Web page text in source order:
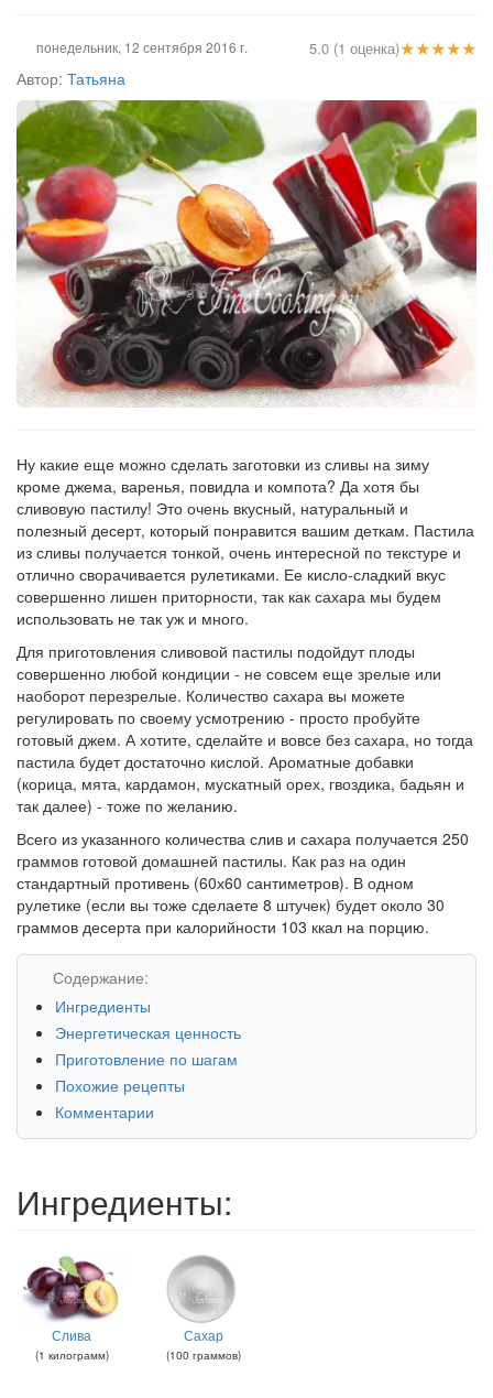
★★★★★
5.0 (1 оценка)
понедельник, 12 сентября 2016 г.
Автор: Татьяна
Ну какие еще можно сделать заготовки из сливы на зиму
кроме джема, варенья, повидла и компота? Да хотя бы
сливовую пастилу! Это очень вкусный, натуральный и
полезный десерт, который понравится вашим деткам. Пастила
из сливы получается тонкой, очень интересной по текстуре и
отлично сворачивается рулетиками. Ее кисло-сладкий вкус
совершенно лишен приторности, так как сахара мы будем
использовать не так уж и много.
Для приготовления сливовой пастилы подойдут плоды
совершенно любой кондиции - не совсем еще зрелые или
наоборот перезрелые. Количество сахара вы можете
регулировать по своему усмотрению - просто пробуйте
готовый джем. А хотите, сделайте и вовсе без сахара, но тогда
пастила будет достаточно кислой. Ароматные добавки
(корица, мята, кардамон, мускатный орех, гвоздика, бадьян и
так далее) - тоже по желанию.
Всего из указанного количества слив и сахара получается 250
граммов готовой домашней пастилы. Как раз на один
стандартный противень (60х60 сантиметров). В одном
рулетике (если вы тоже сделаете 8 штучек) будет около 30
граммов десерта при калорийности 103 ккал на порцию.
Содержание:
Ингредиенты
Энергетическая ценность
Приготовление по шагам
Похожие рецепты
Комментарии
Ингредиенты:
Слива
(1 килограмм)
Сахар
(100 граммов)